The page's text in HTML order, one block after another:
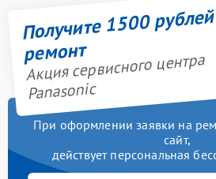
Получите 1500
ремонт
Акция сервисного центра
Panasonic
При оформлении заявки на
сайт,
действует персональная